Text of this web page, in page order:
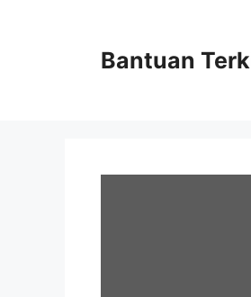
Bantuan